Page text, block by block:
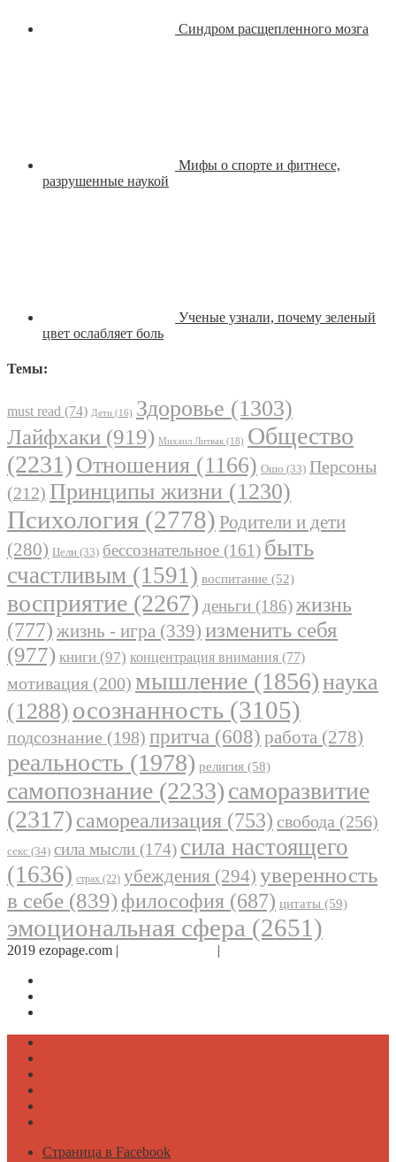
Синдром расщепленного мозга
Мифы о спорте и фитнесе,
разрушенные наукой
Ученые узнали, почему зеленый
цвет ослабляет боль
Темы:
must read (74) Дети (16) Здоровье (1303)
Лайфхаки (919) Михаил Литвак (18) Общество
(2231) Отношения (1166) Ошо (33) Персоны
(212) Принципы жизни (1230)
Психология (2778) Родители и дети
(280) Цели (33) бессознательное (161) быть
счастливым (1591) воспитание (52)
восприятие (2267) деньги (186)жизнь
(777) жизнь - игра (339) изменить себя
(977) книги (97) концентрация внимания (77)
мотивация (200) мышление (1856)наука
(1288) осознанность (3105)
подсознание (198) притча (608) работа (278)
реальность (1978) религия (58)
самопознание (2233)саморазвитие
(2317) самореализация (753) свобода (256)
секс (34) сила мысли (174) сила настоящего
(1636) страх (22) убеждения (294) уверенность
в себе (839) философия (687) цитаты (59)
эмоциональная сфера (2651)
2019 ezopage.com | |
Страница в Facebook